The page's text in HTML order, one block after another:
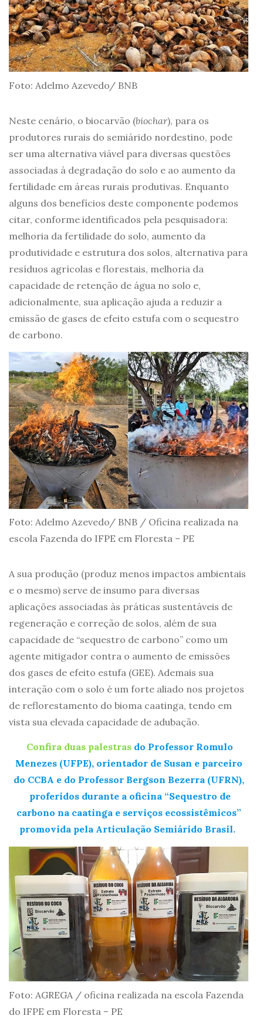
Foto: Adelmo Azevedo/ BNB
Neste cenário, o biocarvão (biochar), para os
produtores rurais do semiárido nordestino, pode
ser uma alternativa viável para diversas questões
associadas à degradação do solo e ao aumento da
fertilidade em áreas rurais produtivas. Enquanto
alguns dos benefícios deste componente podemos
citar, conforme identificados pela pesquisadora:
melhoria da fertilidade do solo, aumento da
produtividade e estrutura dos solos, alternativa para
resíduos agrícolas e florestais, melhoria da
capacidade de retenção de água no solo e,
adicionalmente, sua aplicação ajuda a reduzir a
emissão de gases de efeito estufa com o sequestro
de carbono.
Foto: Adelmo Azevedo/ BNB / Oficina realizada na
escola Fazenda do IFPE em Floresta – PE
A sua produção (produz menos impactos ambientais
e o mesmo) serve de insumo para diversas
aplicações associadas às práticas sustentáveis de
regeneração e correção de solos, além de sua
capacidade de “sequestro de carbono” como um
agente mitigador contra o aumento de emissões
dos gases de efeito estufa (GEE). Ademais sua
interação com o solo é um forte aliado nos projetos
de reflorestamento do bioma caatinga, tendo em
vista sua elevada capacidade de adubação.
Confira duas palestrasdo Professor Romulo
Menezes (UFPE), orientador de Susan e parceiro
do CCBA e do Professor Bergson Bezerra (UFRN),
proferidos durante a oficina “Sequestro de
carbono na caatinga e serviços ecossistêmicos”
promovida pela Articulação Semiárido Brasil.
Foto: AGREGA / oficina realizada na escola Fazenda
do IFPE em Floresta – PE